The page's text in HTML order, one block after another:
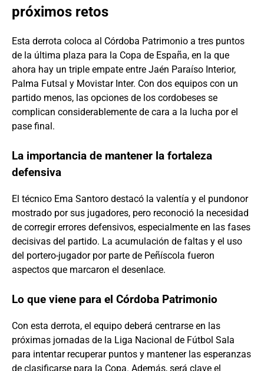
próximos retos
Esta derrota coloca al Córdoba Patrimonio a tres puntos
de la última plaza para la Copa de España, en la que
ahora hay un triple empate entre Jaén Paraíso Interior,
Palma Futsal y Movistar Inter. Con dos equipos con un
partido menos, las opciones de los cordobeses se
complican considerablemente de cara a la lucha por el
pase final.
La importancia de mantener la fortaleza
defensiva
El técnico Ema Santoro destacó la valentía y el pundonor
mostrado por sus jugadores, pero reconoció la necesidad
de corregir errores defensivos, especialmente en las fases
decisivas del partido. La acumulación de faltas y el uso
del portero-jugador por parte de Peñíscola fueron
aspectos que marcaron el desenlace.
Lo que viene para el Córdoba Patrimonio
Con esta derrota, el equipo deberá centrarse en las
próximas jornadas de la Liga Nacional de Fútbol Sala
para intentar recuperar puntos y mantener las esperanzas
de clasificarse para la Copa. Además, será clave el